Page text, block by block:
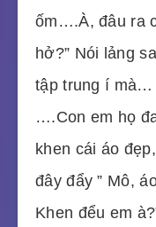
ốm….À, đâu ra
hở?” Nói lảng
tập trung í mà…
….Con em họ
khen cái áo
đây đẩy ” Mô,
Khen đểu em